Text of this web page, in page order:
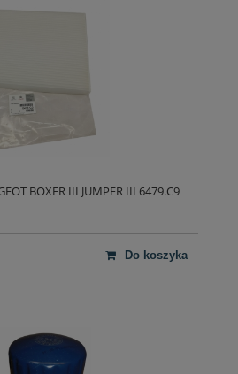
BOXER III JUMPER III 6479.C9
do koszyka